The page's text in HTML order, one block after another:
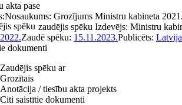
akta pase
Nosaukums: Grozījums Ministru kabineta
spēku zaudējis spēku Izdevējs: Ministru
Zaudē spēku: 15.11.2023.Publicēts:
dokumenti
Zaudējis spēku ar
Grozītais
Anotācija / tiesību akta projekts
Citi saistītie dokumenti